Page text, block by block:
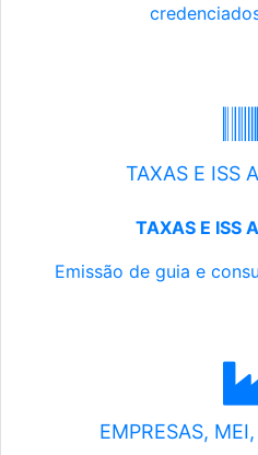
TAXAS E ISS
TAXAS E ISS
Emissão de guia e
EMPRESAS,